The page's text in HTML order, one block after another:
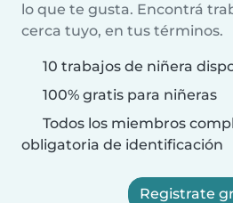
lo que te gusta. Encontrá
cerca tuyo, en tus términos.
10 trabajos de niñera
100% gratis para niñeras
Todos los miembros
obligatoria de identificación
Registrate